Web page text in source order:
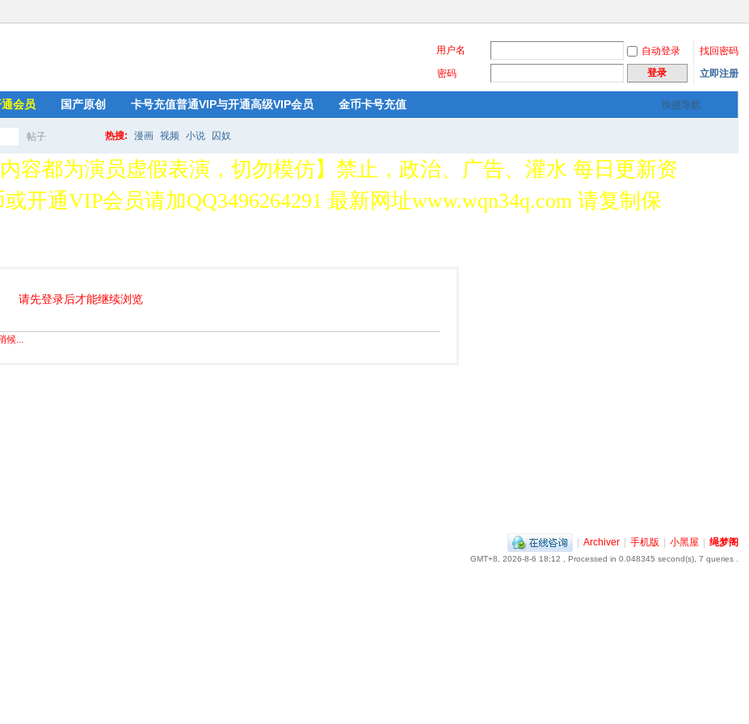
用户名 自动登录
找回密码
密码
登录 立即注册
快捷导航
会员 国产原创 卡号充值普通VIP与开通高级VIP会员 金币卡号充值
帖子
搜
热搜: 漫画 视频 小说 囚奴
内容都为演员虚假表演，切勿模仿】禁止，政治、广告、灌水 每日更新资
开通VIP会员请加QQ3496264291 最新网址www.wqn34q.com 请复制保
请先登录后才能继续浏览
候...
| Archiver | 手机版 | 小黑屋 | 绳梦阁
GMT+8, 2026-8-6 18:12 , Processed in 0.048345 second(s), 7 queries .